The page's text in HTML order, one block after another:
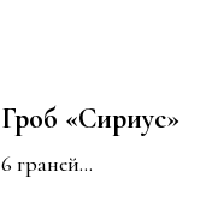
Гроб «Сириус»
6 граней